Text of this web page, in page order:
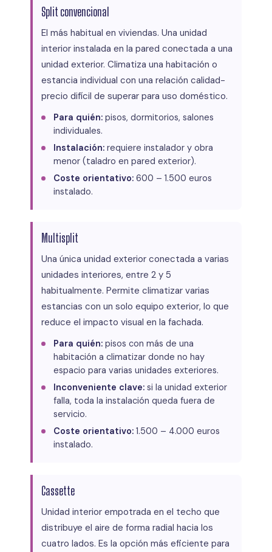
Split convencional
El más habitual en viviendas. Una unidad
interior instalada en la pared conectada a una
unidad exterior. Climatiza una habitación o
estancia individual con una relación calidad-
precio difícil de superar para uso doméstico.
Para quién: pisos, dormitorios, salones
individuales.
Instalación: requiere instalador y obra
menor (taladro en pared exterior).
Coste orientativo: 600 – 1.500 euros
instalado.
Multisplit
Una única unidad exterior conectada a varias
unidades interiores, entre 2 y 5
habitualmente. Permite climatizar varias
estancias con un solo equipo exterior, lo que
reduce el impacto visual en la fachada.
Para quién: pisos con más de una
habitación a climatizar donde no hay
espacio para varias unidades exteriores.
Inconveniente clave: si la unidad exterior
falla, toda la instalación queda fuera de
servicio.
Coste orientativo: 1.500 – 4.000 euros
instalado.
Cassette
Unidad interior empotrada en el techo que
distribuye el aire de forma radial hacia los
cuatro lados. Es la opción más eficiente para